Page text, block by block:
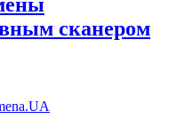
сканером